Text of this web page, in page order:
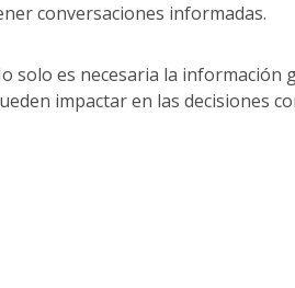
conversaciones informadas.
solo es necesaria la información
impactar en las decisiones